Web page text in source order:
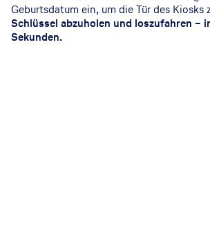
Geburtsdatum ein, um die Tür des Kiosks
Schlüssel abzuholen und loszufahren –
Sekunden.